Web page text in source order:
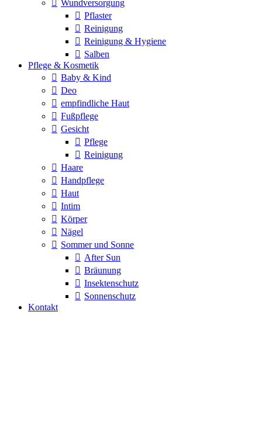
Wundversorgung
Pflaster
Reinigung
Reinigung & Hygiene
Salben
Pflege & Kosmetik
Baby & Kind
Deo
empfindliche Haut
Fußpflege
Gesicht
Pflege
Reinigung
Haare
Handpflege
Haut
Intim
Körper
Nägel
Sommer und Sonne
After Sun
Bräunung
Insektenschutz
Sonnenschutz
Kontakt